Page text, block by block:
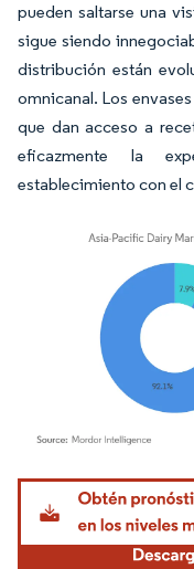
pueden saltarse una
sigue siendo
distribución están
omnicanal. Los
que dan acceso a
eficazmente la
establecimiento con el
Imagen © Mordor